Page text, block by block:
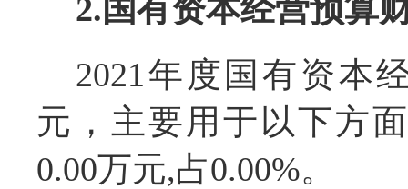
2. 国有资本经营预算
2021年度国有资本
元，主要用于以下方
0.00万元,占0.00%。